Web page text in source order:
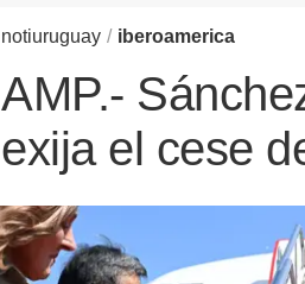
notiuruguay / iberoamerica
AMP.-
exija el cese